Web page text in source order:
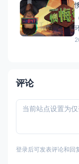
/
评论
登录后可发表评论和回